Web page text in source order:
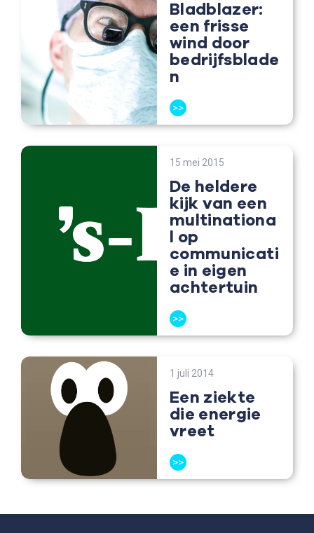
Bladblazer:
een frisse
wind door
bedrijfsblade
n
>>
15 mei 2015
De heldere
kijk van een
multinationa
l op
communicati
e in eigen
achtertuin
>>
1 juli 2014
Een ziekte
die energie
vreet
>>